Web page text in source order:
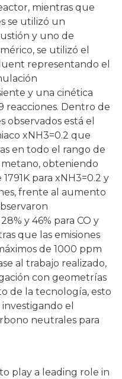
mientras que
se utilizó un
y uno de
se utilizó el
representando el
y una cinética
reacciones. Dentro de
observados está el
xNH3=0.2 que
en todo el rango de
obteniendo
para xNH3=0.2 y
frente al aumento
y 46% para CO y
que las emisiones
de 1000 ppm
al trabajo realizado,
con geometrías
de la tecnología, esto
el
neutrales para
play a leading role in